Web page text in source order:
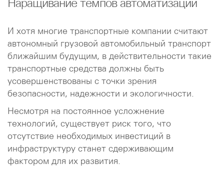
И хотя многие транспортные компании считают
автономный грузовой автомобильный транспорт
ближайшим будущим, в действительности такие
транспортные средства должны быть
усовершенствованы с точки зрения
безопасности, надежности и экологичности.
Несмотря на постоянное усложнение
технологий, существует риск того, что
отсутствие необходимых инвестиций в
инфраструктуру станет сдерживающим
фактором для их развития.